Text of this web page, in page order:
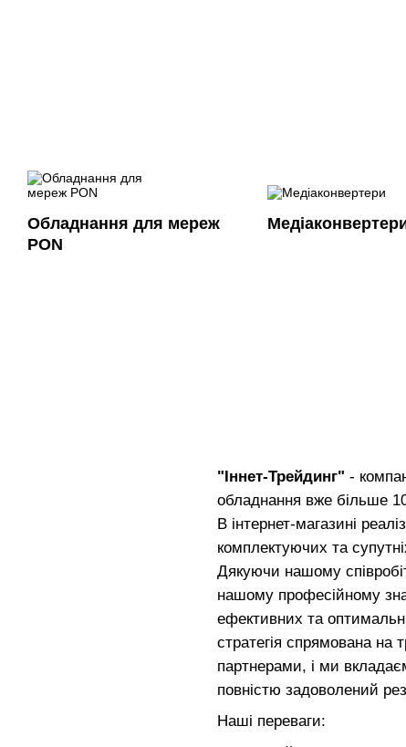
Обладнання для мереж
PON
"Іннет-Трейдинг" -
обладнання вже більше
В інтернет-магазині
комплектуючих та
Дякуючи нашому
нашому професійному
ефективних та
стратегія спрямована на
партнерами, і ми
повністю задоволений
Наші переваги: